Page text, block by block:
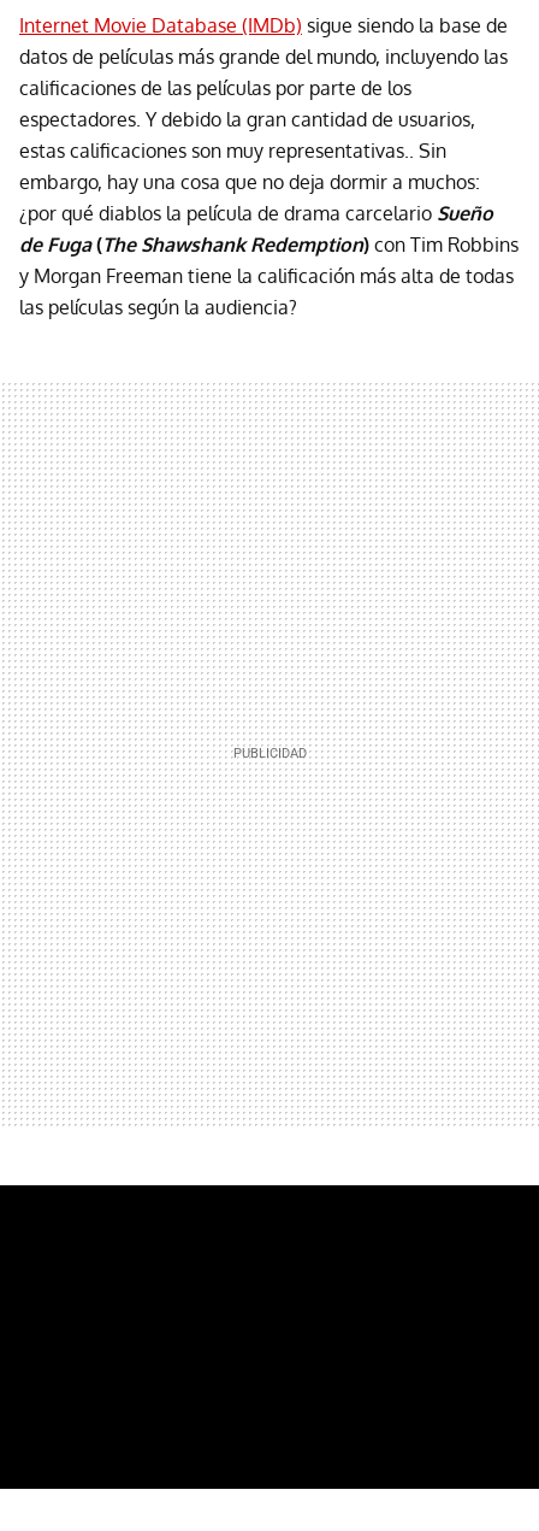
Internet Movie Database (IMDb) sigue siendo la base de
datos de películas más grande del mundo, incluyendo las
calificaciones de las películas por parte de los
espectadores. Y debido la gran cantidad de usuarios,
estas calificaciones son muy representativas.. Sin
embargo, hay una cosa que no deja dormir a muchos:
¿por qué diablos la película de drama carcelario Sueño
de Fuga(The Shawshank Redemption) con Tim Robbins
y Morgan Freeman tiene la calificación más alta de todas
las películas según la audiencia?